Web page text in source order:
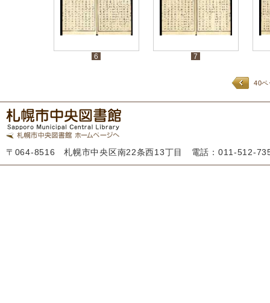
6 7
40ペ
〒064-8516 札幌市中央区南22条西13丁目 電話：011-512-